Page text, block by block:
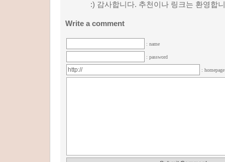
:) 감사합니다. 추천이나 링크는 환영합
Write a comment
: name
: password
: